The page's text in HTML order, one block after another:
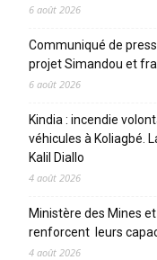
6 août 2026
Communiqué de
projet Simandou et
6 août 2026
Kindia : incendie
véhicules à Koliagbé.
Kalil Diallo
4 août 2026
Ministère des Mines
renforcent leurs
4 août 2026